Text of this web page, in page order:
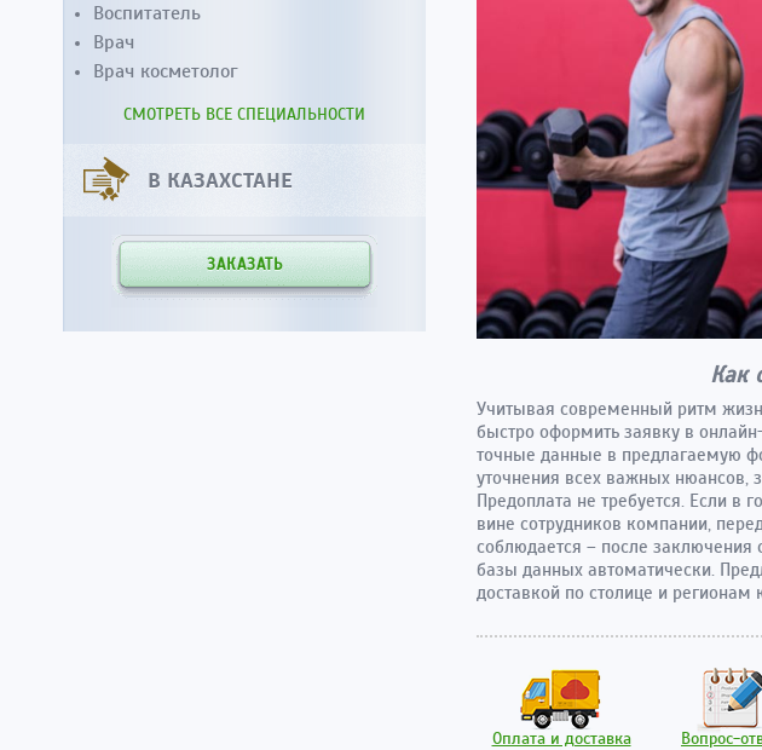
Как
Учитывая современный ритм
быстро оформить заявку в
точные данные в предлагаемую
уточнения всех важных нюансов,
Предоплата не требуется. Если в
вине сотрудников компании,
соблюдается – после заключения
базы данных автоматически.
доставкой по столице и
Оплата и доставка Вопрос-
Воспитатель
Врач
Врач косметолог
СМОТРЕТЬ ВСЕ СПЕЦИАЛЬНОСТИ
В КАЗАХСТАНЕ
ЗАКАЗАТЬ